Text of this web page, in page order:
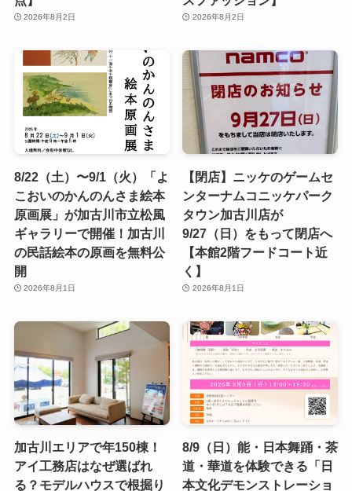
2026年8月2日 2026年8月2日
8/22（土）〜9/1（火）「よ
こおいのかんのんさま絵本
原画展」が加古川市立松風
ギャラリーで開催！加古川
の民話絵本の原画を無料公
開
2026年8月1日
【閉店】ニッケのゲームセ
ンターナムコニッケパーク
タウン加古川店が
9/27（日）をもって閉店へ
【本館2階フードコート近
く】
2026年8月1日
加古川エリアで年150棟！
アイ工務店はなぜ選ばれ
る？モデルハウスで根掘り
8/9（日）能・日本舞踊・茶
道・華道を体験できる「日
本文化デモンストレーショ